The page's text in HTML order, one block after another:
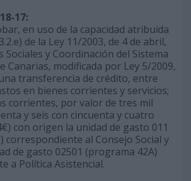
17:
en uso de la capacidad atribuida
de la Ley 11/2003, de 4 de abril,
Sociales y Coordinación del Sistema
Canarias, modificada por Ley 5/2009,
transferencia de crédito, entre
en bienes corrientes y servicios;
corrientes, por valor de tres mil
y seis con cincuenta y cuatro
con origen la unidad de gasto 011
correspondiente al Consejo Social y
de gasto 02501 (programa 42A)
a Política Asistencial.